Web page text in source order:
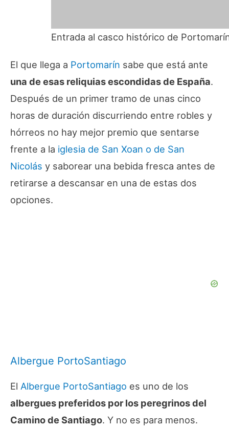
Entrada al casco histórico de
El que llega a Portomarín sabe que está ante
una de esas reliquias escondidas de España.
Después de un primer tramo de unas cinco
horas de duración discurriendo entre robles y
hórreos no hay mejor premio que sentarse
frente a la iglesia de San Xoan o de San
Nicolás y saborear una bebida fresca antes de
retirarse a descansar en una de estas dos
opciones.
Albergue PortoSantiago
El Albergue PortoSantiago es uno de los
albergues preferidos por los peregrinos del
Camino de Santiago. Y no es para menos.